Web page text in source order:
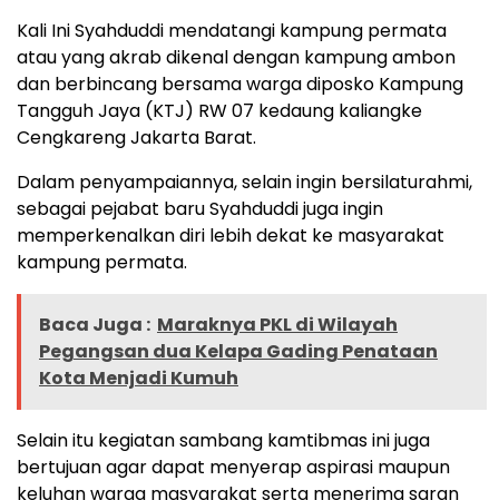
Kali Ini Syahduddi mendatangi kampung permata
atau yang akrab dikenal dengan kampung ambon
dan berbincang bersama warga diposko Kampung
Tangguh Jaya (KTJ) RW 07 kedaung kaliangke
Cengkareng Jakarta Barat.
Dalam penyampaiannya, selain ingin bersilaturahmi,
sebagai pejabat baru Syahduddi juga ingin
memperkenalkan diri lebih dekat ke masyarakat
kampung permata.
Baca Juga : Maraknya PKL di Wilayah
Pegangsan dua Kelapa Gading Penataan
Kota Menjadi Kumuh
Selain itu kegiatan sambang kamtibmas ini juga
bertujuan agar dapat menyerap aspirasi maupun
keluhan warga masyarakat serta menerima saran